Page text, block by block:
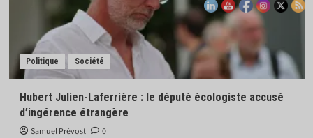
Politique Société
Hubert Julien-Laferrière : le député écologiste accusé
d’ingérence étrangère
Samuel Prévost
0